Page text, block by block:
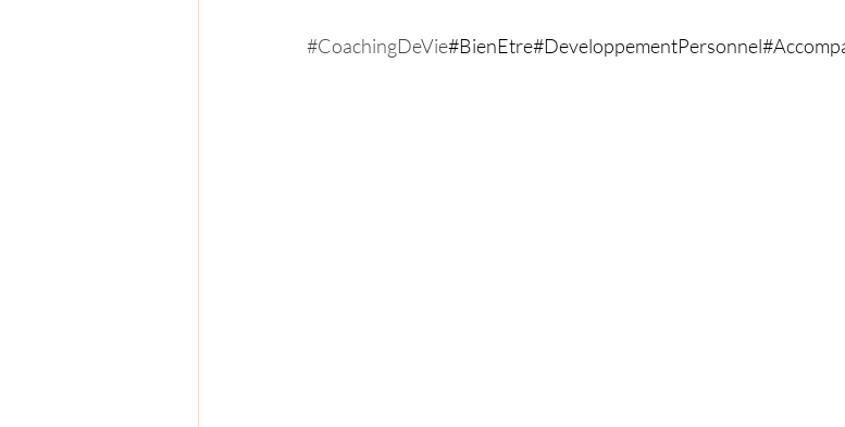
#CoachingDeVie